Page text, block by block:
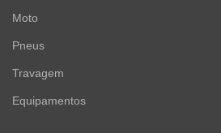
Moto
Pneus
Travagem
Equipamentos